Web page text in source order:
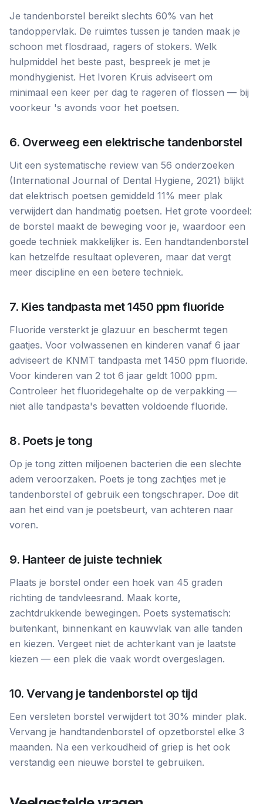
Je tandenborstel bereikt slechts 60% van het
tandoppervlak. De ruimtes tussen je tanden maak je
schoon met flosdraad, ragers of stokers. Welk
hulpmiddel het beste past, bespreek je met je
mondhygienist. Het Ivoren Kruis adviseert om
minimaal een keer per dag te rageren of flossen — bij
voorkeur 's avonds voor het poetsen.
6. Overweeg een elektrische tandenborstel
Uit een systematische review van 56 onderzoeken
(International Journal of Dental Hygiene, 2021) blijkt
dat elektrisch poetsen gemiddeld 11% meer plak
verwijdert dan handmatig poetsen. Het grote voordeel:
de borstel maakt de beweging voor je, waardoor een
goede techniek makkelijker is. Een handtandenborstel
kan hetzelfde resultaat opleveren, maar dat vergt
meer discipline en een betere techniek.
7. Kies tandpasta met 1450 ppm fluoride
Fluoride versterkt je glazuur en beschermt tegen
gaatjes. Voor volwassenen en kinderen vanaf 6 jaar
adviseert de KNMT tandpasta met 1450 ppm fluoride.
Voor kinderen van 2 tot 6 jaar geldt 1000 ppm.
Controleer het fluoridegehalte op de verpakking —
niet alle tandpasta's bevatten voldoende fluoride.
8. Poets je tong
Op je tong zitten miljoenen bacterien die een slechte
adem veroorzaken. Poets je tong zachtjes met je
tandenborstel of gebruik een tongschraper. Doe dit
aan het eind van je poetsbeurt, van achteren naar
voren.
9. Hanteer de juiste techniek
Plaats je borstel onder een hoek van 45 graden
richting de tandvleesrand. Maak korte,
zachtdrukkende bewegingen. Poets systematisch:
buitenkant, binnenkant en kauwvlak van alle tanden
en kiezen. Vergeet niet de achterkant van je laatste
kiezen — een plek die vaak wordt overgeslagen.
10. Vervang je tandenborstel op tijd
Een versleten borstel verwijdert tot 30% minder plak.
Vervang je handtandenborstel of opzetborstel elke 3
maanden. Na een verkoudheid of griep is het ook
verstandig een nieuwe borstel te gebruiken.